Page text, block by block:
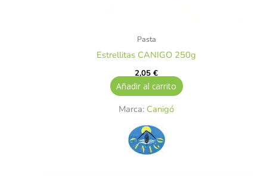
Pasta
Estrellitas CANIGO 250g
2,05€
Añadir al carrito
Marca: Canigó